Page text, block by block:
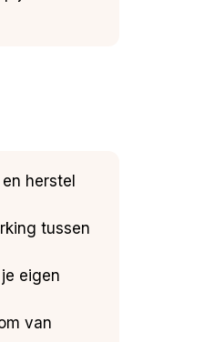
herstel
tussen
eigen
van